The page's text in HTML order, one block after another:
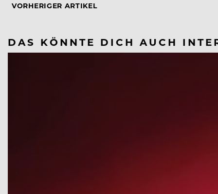
VORHERIGER ARTIKEL
DAS KÖNNTE DICH AUCH